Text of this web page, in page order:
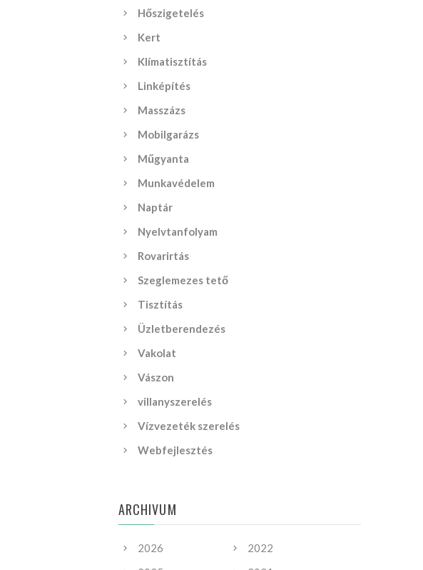
Hőszigetelés
Kert
Klímatisztítás
Linképítés
Masszázs
Mobilgarázs
Műgyanta
Munkavédelem
Naptár
Nyelvtanfolyam
Rovarirtás
Szeglemezes tető
Tisztítás
Üzletberendezés
Vakolat
Vászon
villanyszerelés
Vízvezeték szerelés
Webfejlesztés
ARCHIVUM
2026
2022